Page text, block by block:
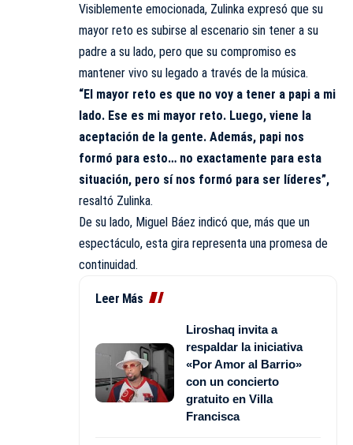
Visiblemente emocionada, Zulinka expresó que su
mayor reto es subirse al escenario sin tener a su
padre a su lado, pero que su compromiso es
mantener vivo su legado a través de la música.
“El mayor reto es que no voy a tener a papi a mi
lado. Ese es mi mayor reto. Luego, viene la
aceptación de la gente. Además, papi nos
formó para esto… no exactamente para esta
situación, pero sí nos formó para ser líderes”,
resaltó Zulinka.
De su lado, Miguel Báez indicó que, más que un
espectáculo, esta gira representa una promesa de
continuidad.
Leer Más
Liroshaq invita a
respaldar la iniciativa
«Por Amor al Barrio»
con un concierto
gratuito en Villa
Francisca